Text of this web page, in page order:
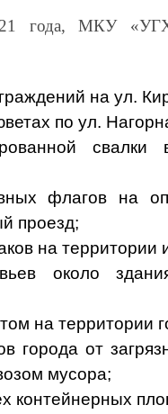
года, МКУ
на ул.
по ул.
флагов на
проезд;
на территории
около
на территории
города от
мусора;
контейнерных